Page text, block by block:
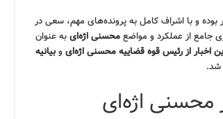
بوده و با اشراف کامل به پرونده‌های مهم، سعی در
جامع از عملکرد و مواضعمحسنی اژه‌ایبه عنوان
اخبار از رئیس قوه قضاییه محسنی اژه‌ایوبیانیه
شد.
محسنی اژه‌ای